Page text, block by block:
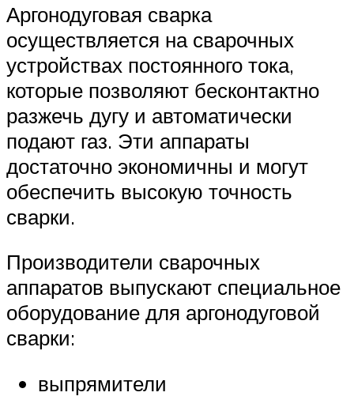
Аргонодуговая сварка
осуществляется на сварочных
устройствах постоянного тока,
которые позволяют бесконтактно
разжечь дугу и автоматически
подают газ. Эти аппараты
достаточно экономичны и могут
обеспечить высокую точность
сварки.
Производители сварочных
аппаратов выпускают специальное
оборудование для аргонодуговой
сварки:
выпрямители